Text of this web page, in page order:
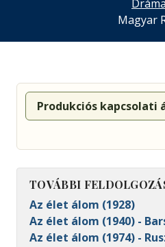
Dráma
Magyar
Produkciós kapcsolati
TOVÁBBI
Az élet álom (1928)
Az élet álom (1940) -
Az élet álom (1974) -